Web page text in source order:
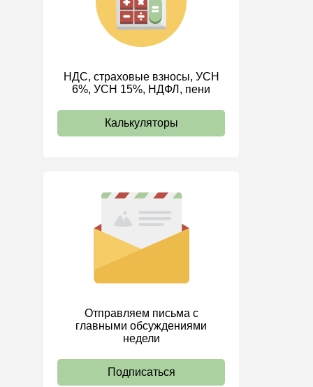
Кадровые документы и
образцы
Персональные данные
ИП
НДС, страховые взносы, УСН
6%, УСН 15%, НДФЛ, пени
Калькуляторы
Отправляем письма с
главными обсуждениями
недели
Подписаться